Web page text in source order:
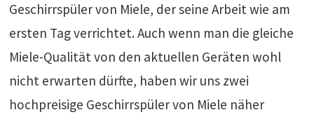
Geschirrspüler von Miele, der seine Arbeit wie am
ersten Tag verrichtet. Auch wenn man die gleiche
Miele-Qualität von den aktuellen Geräten wohl
nicht erwarten dürfte, haben wir uns zwei
hochpreisige Geschirrspüler von Miele näher